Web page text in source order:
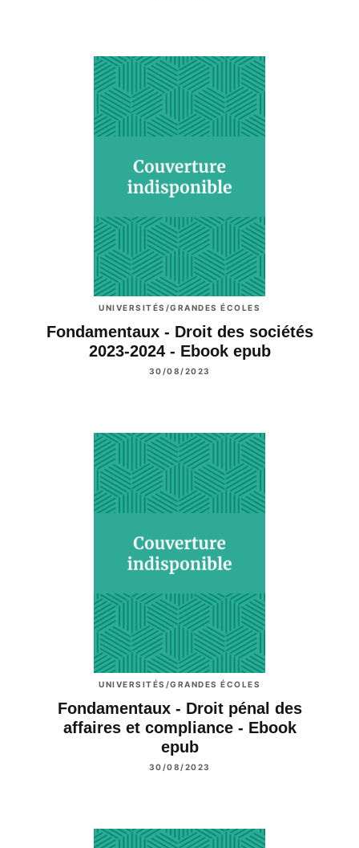
UNIVERSITÉS/GRANDES ÉCOLES
Fondamentaux - Droit des sociétés
2023-2024 - Ebook epub
30/08/2023
UNIVERSITÉS/GRANDES ÉCOLES
Fondamentaux - Droit pénal des
affaires et compliance - Ebook
epub
30/08/2023